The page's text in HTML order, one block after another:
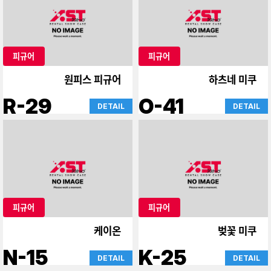
피규어
원피스 피규어
R-29 DETAIL
피규어
하츠네 미쿠
O-41 DETAIL
피규어
케이온
N-15 DETAIL
피규어
벚꽃 미쿠
K-25 DETAIL